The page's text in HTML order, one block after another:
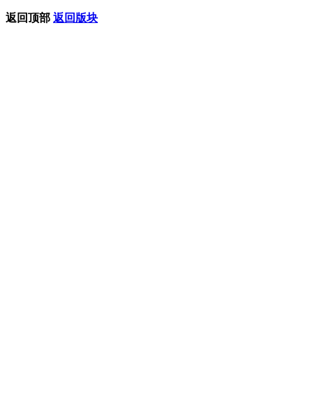
返回顶部 返回版块